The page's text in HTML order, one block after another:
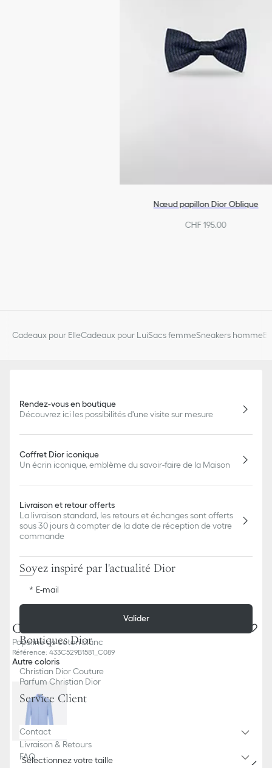
Chemise à broderie abeille
Popeline de coton blanc
Référence: 433C529B1581_C089
Autre coloris
Sélectionnez votre taille
Nœud papillon Dior Oblique
CHF 195.00
Cadeaux pour ElleCadeaux pour LuiSacs femmeSneakers homme
Rendez-vous en boutique
Découvrez ici les possibilités d'une visite sur mesure
Coffret Dior iconique
Un écrin iconique, emblème du savoir-faire de la Maison
Livraison et retour offerts
La livraison standard, les retours et échanges sont offerts
sous 30 jours à compter de la date de réception de votre
commande
Soyez inspiré par l'actualité Dior
E-mail
Valider
Boutiques Dior
Christian Dior Couture
Parfum Christian Dior
Service Client
Contact
Livraison & Retours
FAQ